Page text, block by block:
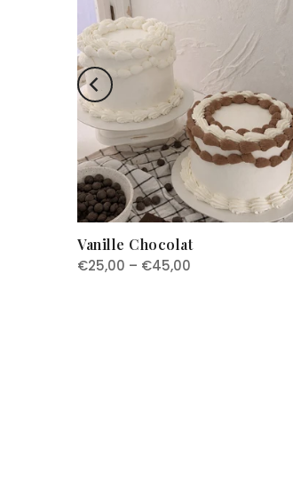
Vanille Chocolat
€25,00 – €45,00